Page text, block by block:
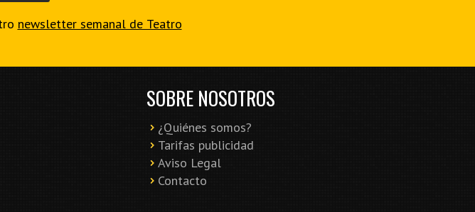
newsletter semanal de Teatro
SOBRE NOSOTROS
¿Quiénes somos?
Tarifas publicidad
Aviso Legal
Contacto